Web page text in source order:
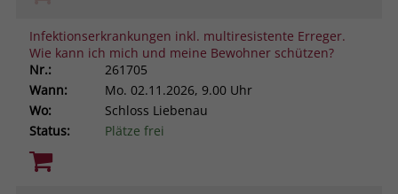
Infektionserkrankungen inkl. multiresistente Erreger.
Wie kann ich mich und meine Bewohner schützen?
Nr.:
261705
Wann:
Mo. 02.11.2026, 9.00 Uhr
Wo:
Schloss Liebenau
Status:
Plätze frei